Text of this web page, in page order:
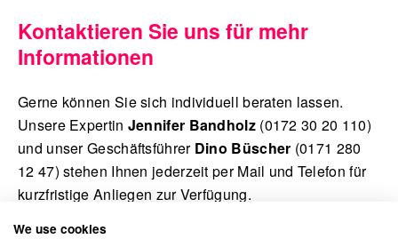
Kontaktieren Sie uns für mehr
Informationen
Gerne können Sie sich individuell beraten lassen.
Unsere Expertin Jennifer Bandholz(0172 30 20 110)
und unser Geschäftsführer Dino Büscher (0171 280
12 47) stehen Ihnen jederzeit per Mail und Telefon für
kurzfristige Anliegen zur Verfügung.
We use cookies